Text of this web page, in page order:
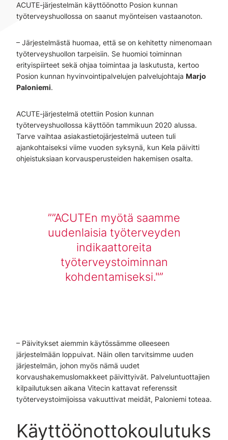
ACUTE-järjestelmän käyttöönotto Posion kunnan
työterveyshuollossa on saanut myönteisen vastaanoton.
– Järjestelmästä huomaa, että se on kehitetty nimenomaan
työterveyshuollon tarpeisiin. Se huomioi toiminnan
erityispiirteet sekä ohjaa toimintaa ja laskutusta, kertoo
Posion kunnan hyvinvointipalvelujen palvelujohtaja Marjo
Paloniemi.
ACUTE-järjestelmä otettiin Posion kunnan
työterveyshuollossa käyttöön tammikuun 2020 alussa.
Tarve vaihtaa asiakastietojärjestelmä uuteen tuli
ajankohtaiseksi viime vuoden syksynä, kun Kela päivitti
ohjeistuksiaan korvausperusteiden hakemisen osalta.
”ACUTEn myötä saamme
uudenlaisia työterveyden
indikaattoreita
työterveystoiminnan
kohdentamiseksi."
– Päivitykset aiemmin käytössämme olleeseen
järjestelmään loppuivat. Näin ollen tarvitsimme uuden
järjestelmän, johon myös nämä uudet
korvaushakemuslomakkeet päivittyivät. Palveluntuottajien
kilpailutuksen aikana Vitecin kattavat referenssit
työterveystoimijoissa vakuuttivat meidät, Paloniemi toteaa.
Käyttöönottokoulutuks